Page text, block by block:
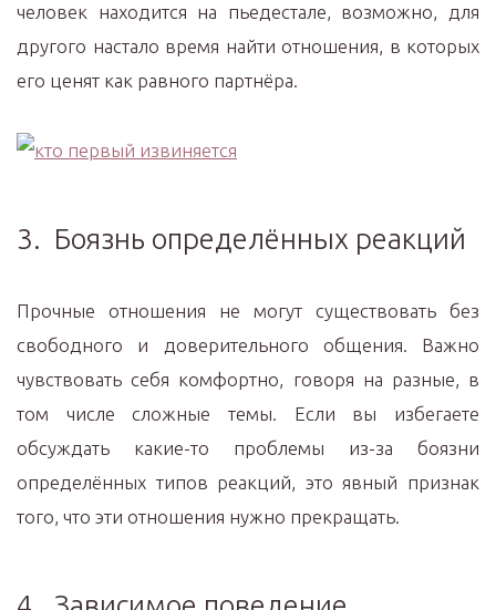
человек находится на пьедестале, возможно, для
другого настало время найти отношения, в которых
его ценят как равного партнёра.
3. Боязнь определённых реакций
Прочные отношения не могут существовать без
свободного и доверительного общения. Важно
чувствовать себя комфортно, говоря на разные, в
том числе сложные темы. Если вы избегаете
обсуждать какие-то проблемы из-за боязни
определённых типов реакций, это явный признак
того, что эти отношения нужно прекращать.